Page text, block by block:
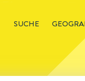
SUCHE